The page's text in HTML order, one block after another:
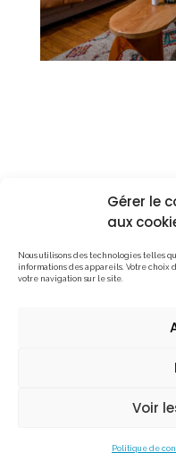
Gérer le
aux
Nous utilisons des technologies telles
informations des appareils. Votre choix
votre navigation sur le site.
Voir
Politique de
Me contacter
Politique de
Photographe | © Boîte